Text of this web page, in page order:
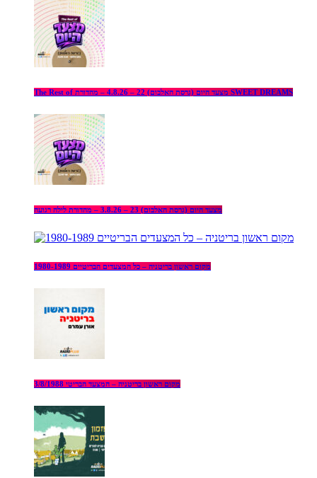
The Rest of מצעד היום (גרסת האלבום) 22 – 4.8.26 – מהדורת SWEET DREAMS
מצעד היום (גרסת האלבום) 23 – 3.8.26 – מהדורת לילה רגועה
מקום ראשון בריטניה – כל המצעדים הבריטיים 1980-1989
מקום ראשון בריטניה – המצעד הבריטי 3/8/1988